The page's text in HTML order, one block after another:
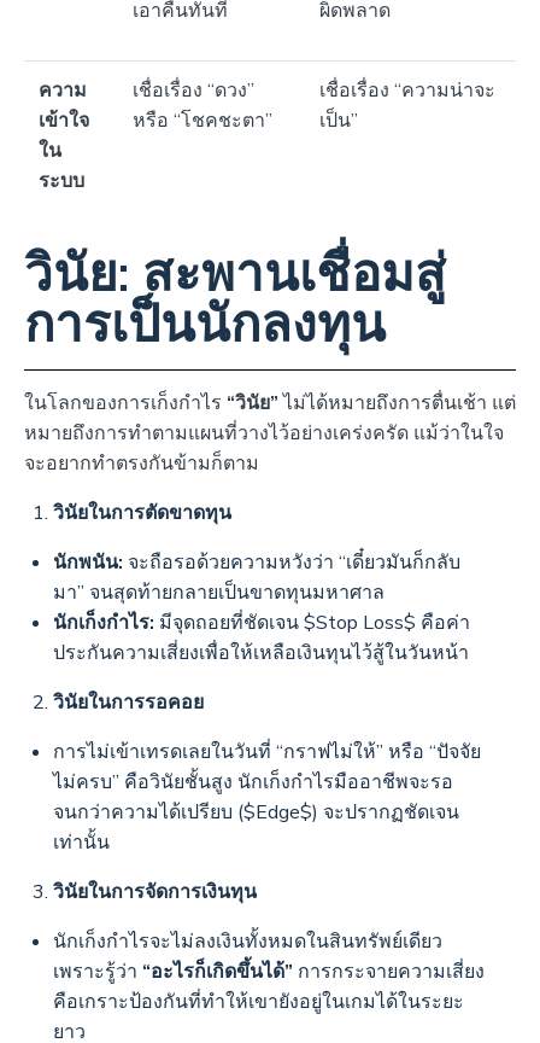
เอาคืนทันที ผิดพลาด
ความ
เข้าใจ
ใน
ระบบ
เชื่อเรื่อง “ดวง”
หรือ “โชคชะตา”
เชื่อเรื่อง “ความน่าจะ
เป็น”
วินัย: สะพานเชื่อมสู่
การเป็นนักลงทุน
ในโลกของการเก็งกำไร “วินัย”ไม่ได้หมายถึงการตื่นเช้า แต่
หมายถึงการทำตามแผนที่วางไว้อย่างเคร่งครัด แม้ว่าในใจ
จะอยากทำตรงกันข้ามก็ตาม
วินัยในการตัดขาดทุน
นักพนัน: จะถือรอด้วยความหวังว่า “เดี๋ยวมันก็กลับ
มา” จนสุดท้ายกลายเป็นขาดทุนมหาศาล
นักเก็งกำไร: มีจุดถอยที่ชัดเจน $Stop Loss$ คือค่า
ประกันความเสี่ยงเพื่อให้เหลือเงินทุนไว้สู้ในวันหน้า
วินัยในการรอคอย
การไม่เข้าเทรดเลยในวันที่ “กราฟไม่ให้” หรือ “ปัจจัย
ไม่ครบ” คือวินัยชั้นสูง นักเก็งกำไรมืออาชีพจะรอ
จนกว่าความได้เปรียบ ($Edge$) จะปรากฏชัดเจน
เท่านั้น
วินัยในการจัดการเงินทุน
นักเก็งกำไรจะไม่ลงเงินทั้งหมดในสินทรัพย์เดียว
เพราะรู้ว่า “อะไรก็เกิดขึ้นได้” การกระจายความเสี่ยง
คือเกราะป้องกันที่ทำให้เขายังอยู่ในเกมได้ในระยะ
ยาว